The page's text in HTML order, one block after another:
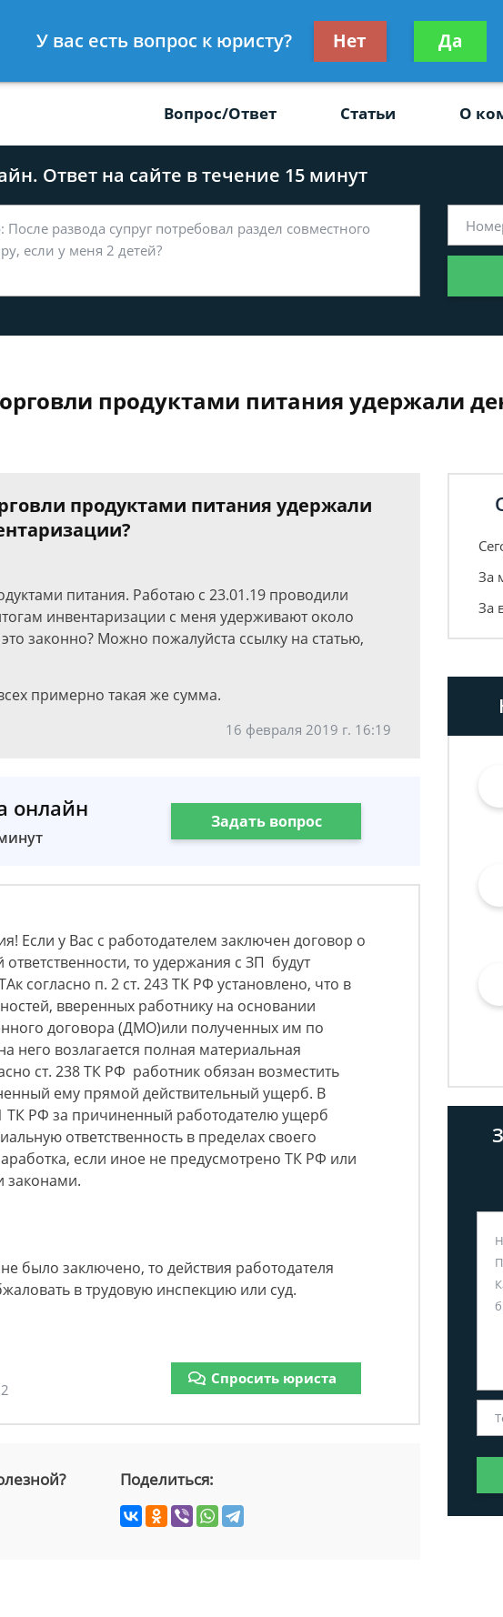
27-47
Получите консультацию
бесплатно
Вопрос/Ответ Статьи О
Ответ на сайте в течение 15 минут
продуктами питания удержали
продуктами питания удержали
питания. Работаю с 23.01.19 проводили
инвентаризации с меня удерживают около
законно? Можно пожалуйста ссылку на статью,
примерно такая же сумма.
16 февраля 2019 г. 16:19
онлайн Задать вопрос
Если у Вас с работодателем заключен договор о
то удержания с ЗП будут
согласно п. 2 ст. 243 ТК РФ установлено, что в
вверенных работнику на основании
договора (ДМО)или полученных им по
него возлагается полная материальная
ст. 238 ТК РФ работник обязан возместить
ему прямой действительный ущерб. В
ТК РФ за причиненный работодателю ущерб
ответственность в пределах своего
если иное не предусмотрено ТК РФ или
было заключено, то действия работодателя
в трудовую инспекцию или суд.
Спросить юриста
Поделиться:
За
За
У вас есть вопрос к юристу? Нет Да